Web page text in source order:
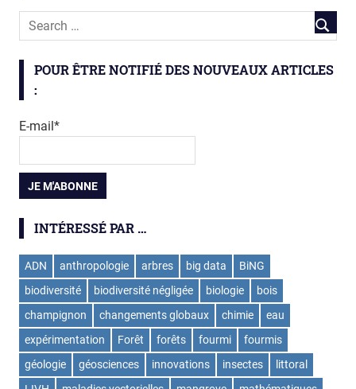
POUR ÊTRE NOTIFIÉ DES NOUVEAUX ARTICLES
:
E-mail*
INTÉRESSÉ PAR …
ADN anthropologie arbres big data
BiNG
biodiversité
biodiversité négligée biologie
bois
champignon
changements globaux chimie
eau
expérimentation
Forêt forêts fourmi
fourmis
géologie
géosciences innovations insectes
littoral